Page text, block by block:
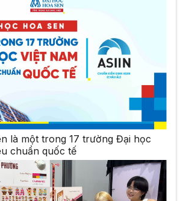
là một trong 17 trường Đại học
chuẩn quốc tế